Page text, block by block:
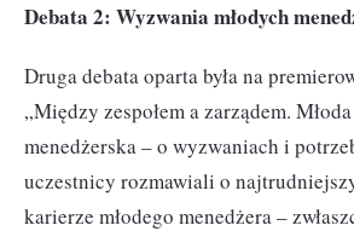
Debata 2: Wyzwania młodych
Druga debata oparta była na
„Między zespołem a zarządem.
menedżerska – o wyzwaniach i
uczestnicy rozmawiali o
karierze młodego menedżera –